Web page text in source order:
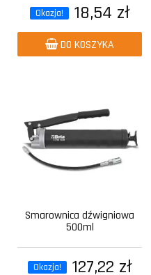
Okazja! 18,54 zł
DO KOSZYKA
Smarownica dźwigniowa
500ml
Okazja! 127,22 zł